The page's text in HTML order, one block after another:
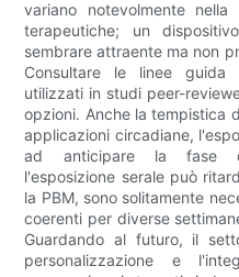
variano notevolmente
terapeutiche; un
sembrare attraente ma non
Consultare le linee guida
utilizzati in studi peer-
opzioni. Anche la tempistica
applicazioni circadiane,
ad anticipare la fase
l'esposizione serale può
la PBM, sono solitamente
coerenti per diverse
Guardando al futuro, il
personalizzazione e